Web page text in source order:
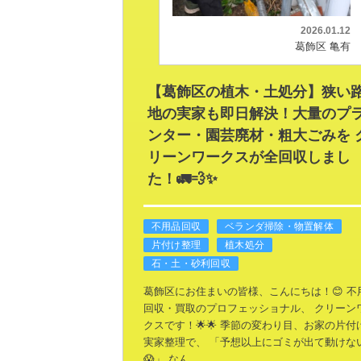
2026.01.12
葛飾区 亀有
【葛飾区の植木・土処分】狭い
地の実家も即日解決！大量のプ
ンター・園芸廃材・粗大ごみを
リーンワークスが全回収しまし
た！🚛💨✨
不用品回収
ベランダ掃除・物置解体
片付け整理
植木処分
石・土・砂利回収
葛飾区にお住まいの皆様、こんにちは！😊 不
回収・買取のプロフェッショナル、
クリーン
クスです！🌟🌟 季節の変わり目、お家の片付
実家整理で、
「予想以上にゴミが出て動けな